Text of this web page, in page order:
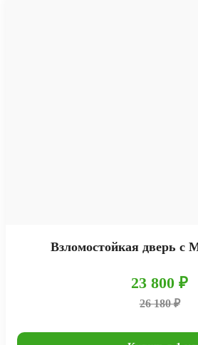
Взломостойкая дверь с
23 800 ₽
26 180 ₽